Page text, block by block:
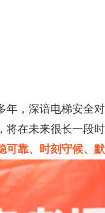
，深谙电梯安全对
在未来很长一段时
可靠、时刻守候、默